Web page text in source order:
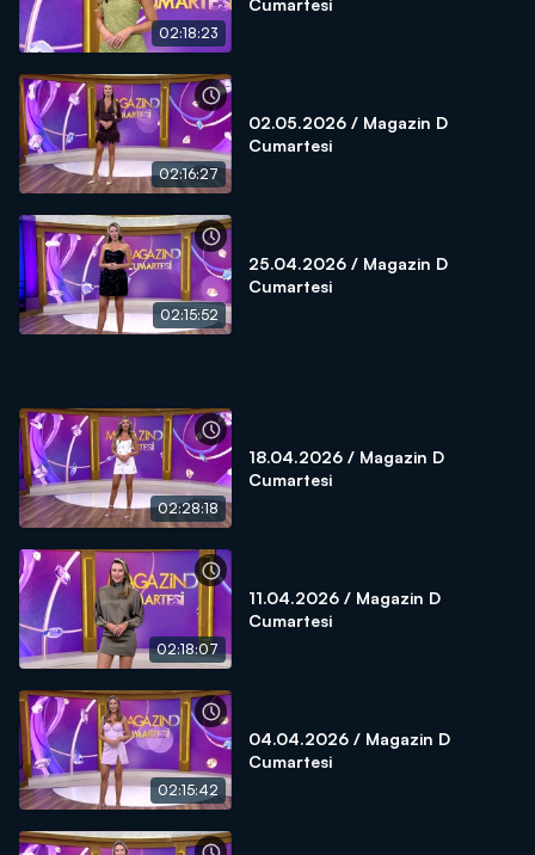
02:18:23
Cumartesi
02:16:27
02.05.2026 / Magazin D
Cumartesi
02:15:52
25.04.2026 / Magazin D
Cumartesi
02:28:18
18.04.2026 / Magazin D
Cumartesi
02:18:07
11.04.2026 / Magazin D
Cumartesi
02:15:42
04.04.2026 / Magazin D
Cumartesi